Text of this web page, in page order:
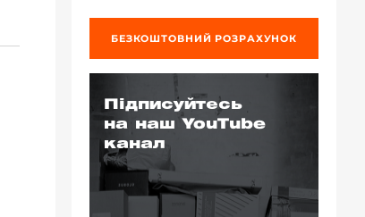
БЕЗКОШТОВНИЙ РОЗРАХУНОК
Підписуйтесь
на наш YouTube
канал